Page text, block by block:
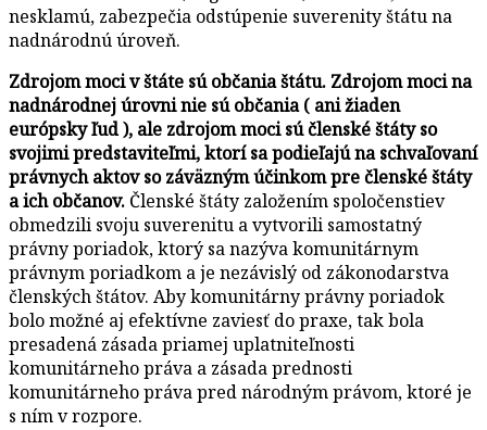
nesklamú, zabezpečia odstúpenie suverenity štátu na
nadnárodnú úroveň.
Zdrojom moci v štáte sú občania štátu. Zdrojom moci na
nadnárodnej úrovni nie sú občania ( ani žiaden
európsky ľud ), ale zdrojom moci sú členské štáty so
svojimi predstaviteľmi, ktorí sa podieľajú na schvaľovaní
právnych aktov so záväzným účinkom pre členské štáty
a ich občanov. Členské štáty založením spoločenstiev
obmedzili svoju suverenitu a vytvorili samostatný
právny poriadok, ktorý sa nazýva komunitárnym
právnym poriadkom a je nezávislý od zákonodarstva
členských štátov. Aby komunitárny právny poriadok
bolo možné aj efektívne zaviesť do praxe, tak bola
presadená zásada priamej uplatniteľnosti
komunitárneho práva a zásada prednosti
komunitárneho práva pred národným právom, ktoré je
s ním v rozpore.